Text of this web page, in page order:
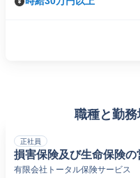
職種と勤
正社員
損害保険及び生命保険の
有限会社トータル保険サービス